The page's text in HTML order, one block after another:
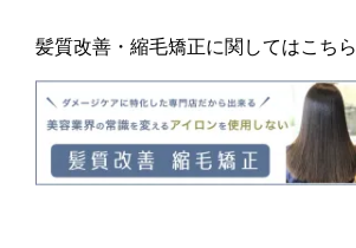
髪質改善・縮毛矯正に関してはこちら